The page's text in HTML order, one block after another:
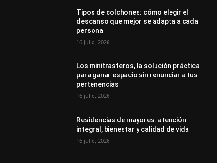
Tipos de colchones: cómo elegir el
descanso que mejor se adapta a cada
persona
16 julio, 2026
Los minitrasteros, la solución práctica
para ganar espacio sin renunciar a tus
pertenencias
16 julio, 2026
Residencias de mayores: atención
integral, bienestar y calidad de vida
16 julio, 2026